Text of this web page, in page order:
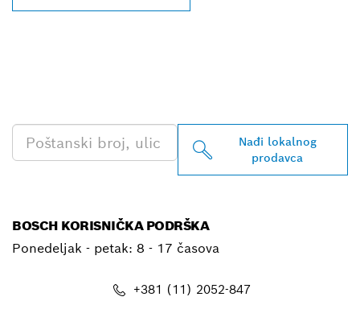
Nađi lokalnog
prodavca
BOSCH KORISNIČKA PODRŠKA
Ponedeljak - petak: 8 - 17 časova
+381 (11) 2052-847